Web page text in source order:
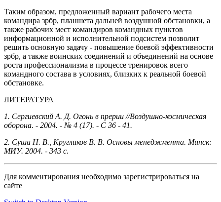
Таким образом, предложенный вариант рабочего места
командира зрбр, планшета дальней воздушной обстановки, а
также рабочих мест командиров командных пунктов
информационной и исполнительной подсистем позволит
решить основную задачу - повышение боевой эффективности
зрбр, а также воинских соединений и объединений на основе
роста профессионализма в процессе тренировок всего
командного состава в условиях, близких к реальной боевой
обстановке.
ЛИТЕРАТУРА
1. Сергиевский А. Д. Огонь в прерии //Воздушно-космическая
оборона. - 2004. - № 4 (17). - С 36 - 41.
2. Суша Н. В., Кругликов В. В. Основы менеджмента. Минск:
МИУ. 2004. - 343 с.
Для комментирования необходимо зарегистрироваться на
сайте